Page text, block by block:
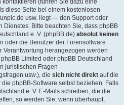
(führen Sie dazu eine
diese Seite bei einem kostenlosen
usw. liegt — den Support oder
Dienstes. Bitte beachten Sie, dass phpBB
e. V. (phpBB.de) absolut keinen
oder die Benutzer der Forensoftware
Verantwortung herangezogen werden
Limited oder phpBB Deutschland
juristischen Fragen
usw.), die sich nicht direkt auf die
phpBB-Software selbst beziehen. Falls
e. V. E-Mails schreiben, die die
so werden Sie, wenn überhaupt,